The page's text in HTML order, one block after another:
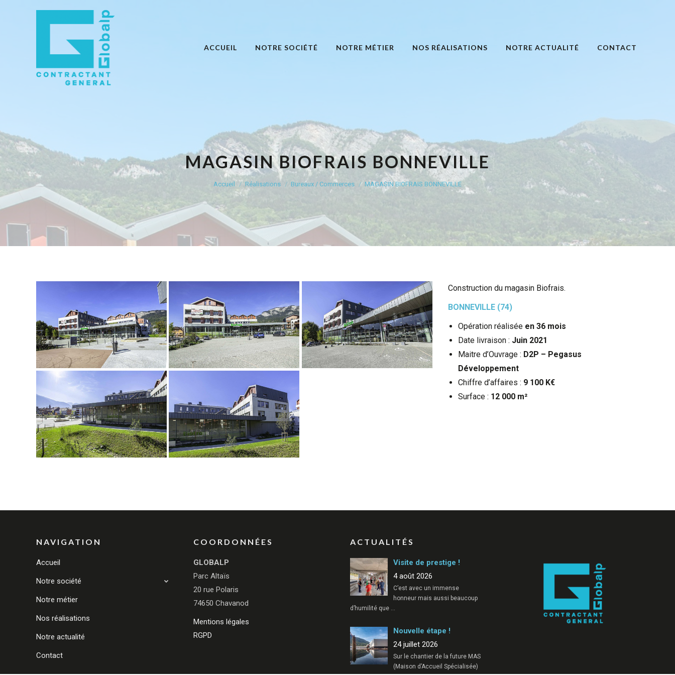
ACCUEIL NOTRE SOCIÉTÉ NOTRE MÉTIER NOS RÉALISATIONS NOTRE ACTUALITÉ CONTACT
MAGASIN BIOFRAIS BONNEVILLE
Vous êtes ici :
Accueil Réalisations Bureaux / Commerces MAGASIN BIOFRAIS BONNEVILLE
Construction du magasin Biofrais.
BONNEVILLE (74)
Opération réalisée en 36 mois
Date livraison : Juin 2021
Maitre d’Ouvrage : D2P – Pegasus
Développement
Chiffre d’affaires : 9 100 K€
Surface : 12 000 m²
NAVIGATION
Accueil
Notre société
Notre métier
Nos réalisations
Notre actualité
Contact
COORDONNÉES
GLOBALP
Parc Altaïs
20 rue Polaris
74650 Chavanod
Mentions légales
RGPD
ACTUALITÉS
Visite de prestige !
4 août 2026
C’est avec un immense
honneur mais aussi beaucoup
d’humilité que
Nouvelle étape !
24 juillet 2026
Sur le chantier de la future MAS
(Maison d’Accueil Spécialisée)